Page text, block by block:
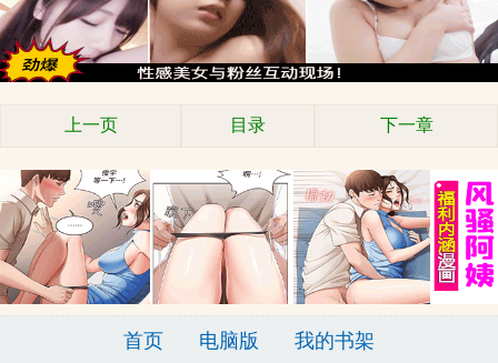
上一页 目录 下一章
首页 电脑版 我的书架